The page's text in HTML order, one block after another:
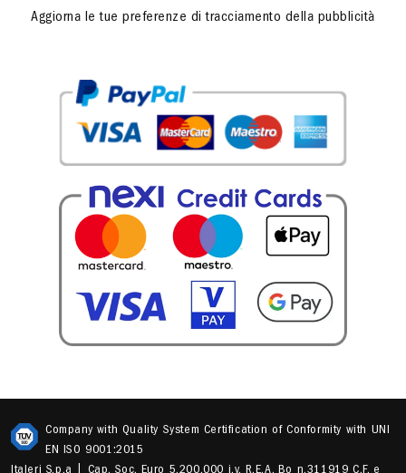
Aggiorna le tue preferenze di tracciamento della pubblicità
Company with Quality System Certification of Conformity with UNI
EN ISO 9001:2015
Italeri S.p.a | Cap. Soc. Euro 5.200.000 i.v. R.E.A. Bo n.311919 C.F. e